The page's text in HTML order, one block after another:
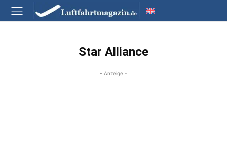
Star Alliance
- Anzeige -